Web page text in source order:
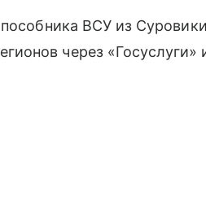
ВСУ из
через «Госуслуги»